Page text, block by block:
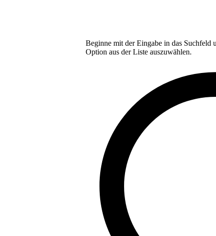
Beginne mit der Eingabe in das Suchfeld
Option aus der Liste auszuwählen.